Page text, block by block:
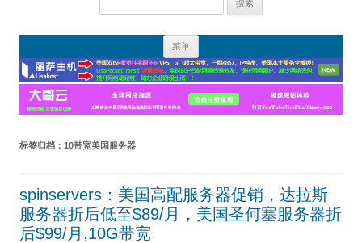
菜单
正
文
标签归档： 10带宽美国服务器
spinservers：美国高配服务器促销，达拉斯
服务器折后低至$89/月，美国圣何塞服务器折
后$99/月,10G带宽